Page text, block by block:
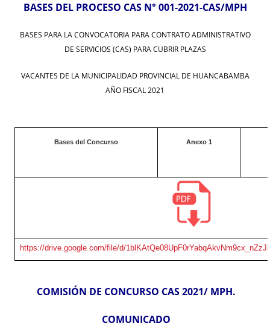
BASES DEL PROCESO CAS N° 001-2021-CAS/MPH
BASES PARA LA CONVOCATORIA PARA CONTRATO ADMINISTRATIVO
DE SERVICIOS (CAS) PARA CUBRIR PLAZAS
VACANTES DE LA MUNICIPALIDAD PROVINCIAL DE HUANCABAMBA
AÑO FISCAL 2021
Bases del Concurso Anexo 1
https://drive.google.com/file/d/
COMISIÓN DE CONCURSO CAS 2021/ MPH.
COMUNICADO